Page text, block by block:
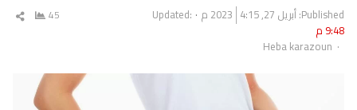
Published: أبريل 27, 2023 4:15 م
Updated:
9:48 م
Author
Heba karazoun
45